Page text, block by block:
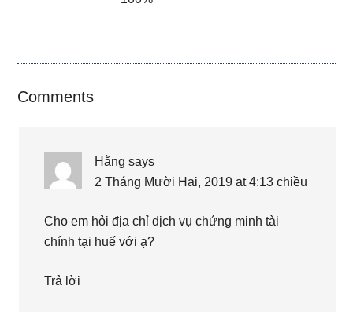
Reader
Comments
Hằng says
2 Tháng Mười Hai, 2019 at 4:13 chiều
Cho em hỏi địa chỉ dịch vụ chứng minh tài
chính tại huế với ạ?
Trả lời